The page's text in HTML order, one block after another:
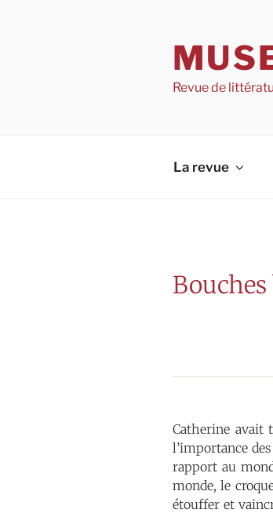
Revue de
La revue
Bouches
Catherine avait
l’importance
rapport au
monde, le
étouffer et